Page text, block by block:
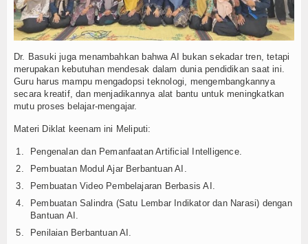
Kesehatan
Sekilas Data Sekolah
Miso Farma
Guru dan Karyawan
Kalender Pendidikan
Siswa Aktif
Alumni
Koleksi Video
Dr. Basuki juga menambahkan bahwa AI bukan sekadar tren, tetapi
merupakan kebutuhan mendesak dalam dunia pendidikan saat ini.
Guru harus mampu mengadopsi teknologi, mengembangkannya
secara kreatif, dan menjadikannya alat bantu untuk meningkatkan
mutu proses belajar-mengajar.
Materi Diklat keenam ini Meliputi:
Pengenalan dan Pemanfaatan Artificial Intelligence.
Pembuatan Modul Ajar Berbantuan AI.
Pembuatan Video Pembelajaran Berbasis AI.
Pembuatan Salindra (Satu Lembar Indikator dan Narasi) dengan
Bantuan AI.
Penilaian Berbantuan AI.